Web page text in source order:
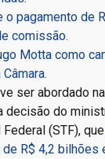
o pagamento de
comissão.
Motta como
ser abordado na
decisão do
(STF), que
R$ 4,2 bilhões